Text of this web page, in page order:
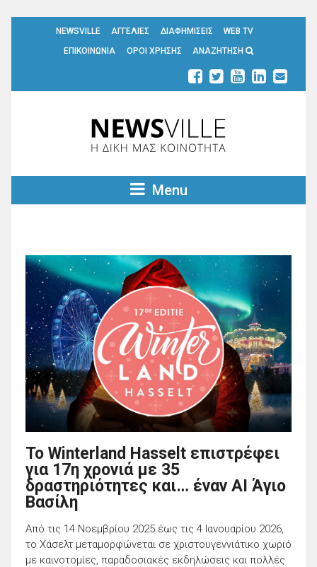
NEWSVILLE ΑΓΓΕΛΙΕΣ ΔΙΑΦΗΜΙΣΕΙΣ
WEB TV
ΕΠΙΚΟΙΝΩΝΙΑ
ΟΡΟΙ ΧΡΗΣΗΣ ΑΝΑΖΗΤΗΣΗ
Menu
Το Winterland Hasselt επιστρέφει
για 17η χρονιά με 35
δραστηριότητες και… έναν AI Άγιο
Βασίλη
Από τις 14 Νοεμβρίου 2025 έως τις 4 Ιανουαρίου 2026,
το Χάσελτ μεταμορφώνεται σε χριστουγεννιάτικο χωριό
με καινοτομίες, παραδοσιακές εκδηλώσεις και πολλές